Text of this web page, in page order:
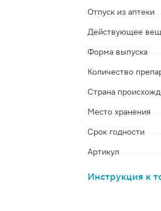
Отпуск из аптеки
Действующее
Форма выпуска
Количество
Страна
Место хранения
Срок годности
Артикул
Инструкция к